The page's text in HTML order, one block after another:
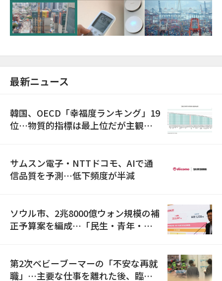
超が「ゾンビ企業」に…5年で2.8倍増
最新ニュース
韓国、OECD「幸福度ランキング」19
位…物質的指標は最上位だが主観的
サムスン電子・NTTドコモ、AIで通
信品質を予測…低下頻度が半減
ソウル市、2兆8000億ウォン規模の補
正予算案を編成…「民生・青年・安
第2次ベビーブーマーの「不安な再就
職」…主要な仕事を離れた後、臨時